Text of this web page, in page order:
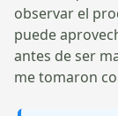
observar el
puede
antes de ser
me tomaron